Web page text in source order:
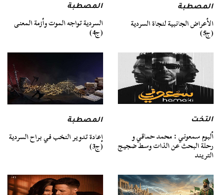
المصطبة
الأعراض الجانبية لنجاة السردية
(ج5)
المصطبة
السردية تواجه الموت وأزمة المعنى
(ج4)
التخت
ألبوم سمعوني : محمد حماقي و
رحلة البحث عن الذات وسط ضجيج
التريند
المصطبة
إعادة تدوير النخب في براح السردية
(ج3)